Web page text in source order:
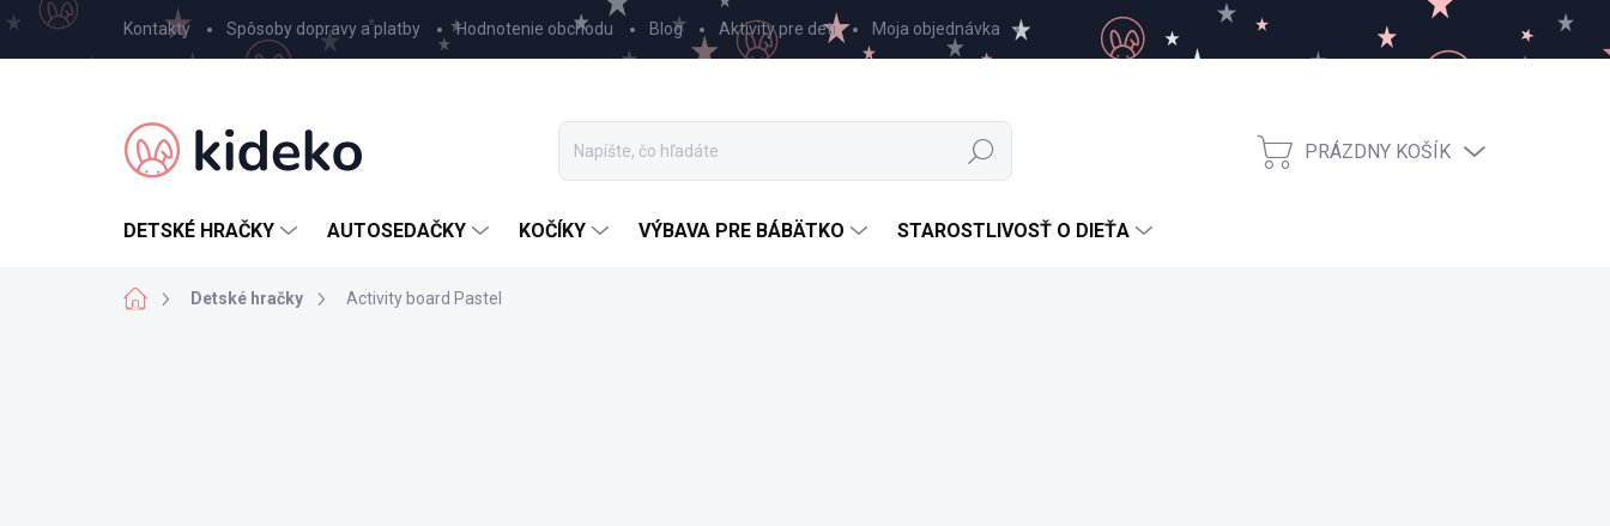
Prejsť
na
obsah
Kontakty Spôsoby dopravy a platby Hodnotenie obchodu Blog Aktivity pre deti Moja objednávka
Hľadať
NÁKUPNÝ
PRÁZDNY KOŠÍK
DETSKÉ HRAČKY AUTOSEDAČKY KOČÍKY VÝBAVA PRE BÁBÄTKO STAROSTLIVOSŤ O DIEŤA
DomovDetské hračky Activity board Pastel